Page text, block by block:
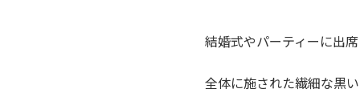
結婚式やパーティーに出
全体に施された繊細な黒